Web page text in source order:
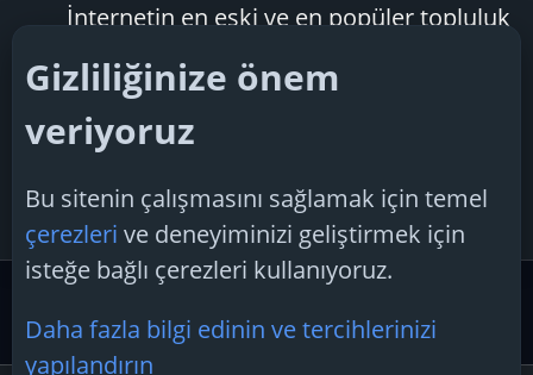
İnternetin en eski ve en popüler topluluk
F.T.H Konu 19 Aralık 2024
nedentechforum.tr
techforum.tr
techforum.tr
'nin amacı nedir? teknoloji forum
Cevaplar: 5 Forum: Forum Tartışma
Etiketler
Gizliliğinize önem
veriyoruz
Bu sitenin çalışmasını sağlamak için temel
çerezleri ve deneyiminizi geliştirmek için
isteğe bağlı çerezleri kullanıyoruz.
Daha fazla bilgi edinin ve tercihlerinizi
yapılandırın